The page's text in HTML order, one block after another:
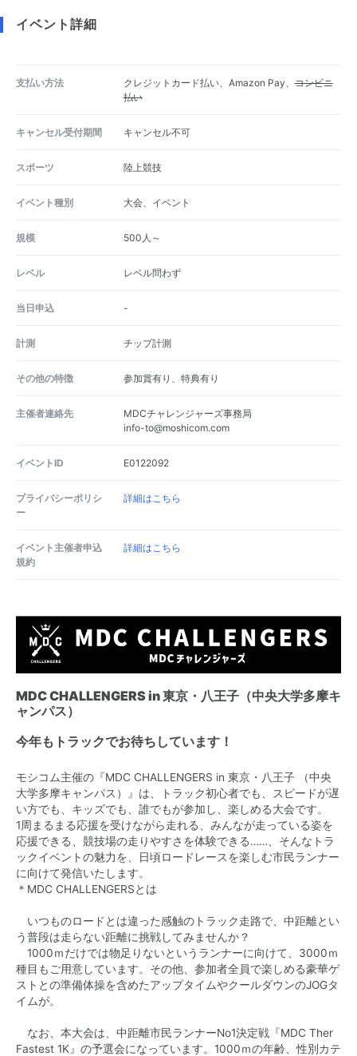
イベント詳細
支払い方法 クレジットカード払い、Amazon Pay、コンビニ
払い
キャンセル受付期間 キャンセル不可
スポーツ 陸上競技
イベント種別 大会、イベント
規模 500人～
レベル レベル問わず
当日申込 -
計測 チップ計測
その他の特徴 参加賞有り、特典有り
主催者連絡先
MDCチャレンジャーズ事務局
info-to@moshicom.com
イベントID E0122092
プライバシーポリシ
ー
詳細はこちら
イベント主催者申込
規約
詳細はこちら
MDC CHALLENGERS in 東京・八王子（中央大学多摩キ
ャンパス）
今年もトラックでお待ちしています！
モシコム主催の『MDC CHALLENGERS in 東京・八王子 （中央
大学多摩キャンパス）』は、トラック初心者でも、スピードが遅
い方でも、キッズでも、誰でもが参加し、楽しめる大会です。
1周まるまる応援を受けながら走れる、みんなが走っている姿を
応援できる、競技場の走りやすさを体験できる……、そんなトラ
ックイベントの魅力を、日頃ロードレースを楽しむ市民ランナー
に向けて発信いたします。
＊ MDC CHALLENGERSとは
いつものロードとは違った感触のトラック走路で、中距離とい
う普段は走らない距離に挑戦してみませんか？
1000ｍだけでは物足りないというランナーに向けて、3000ｍ
種目もご用意しています。その他、参加者全員で楽しめる豪華ゲ
ストとの準備体操を含めたアップタイムやクールダウンのJOGタ
イムが。
なお、本大会は、中距離市民ランナーNo1決定戦『MDC Ther
Fastest 1K』の予選会になっています。1000ｍの年齢、性別カテ